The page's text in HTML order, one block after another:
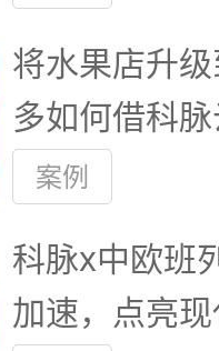
将水果店升
多如何借科
案例
科脉x中欧班
加速，点亮